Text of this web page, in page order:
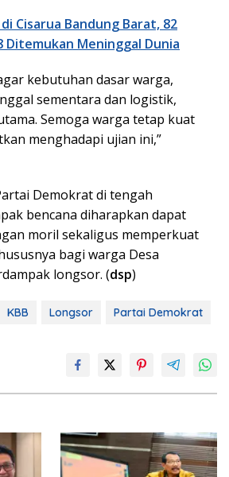
Cisarua Bandung Barat, 82
Ditemukan Meninggal Dunia
kebutuhan dasar warga,
sementara dan logistik,
Semoga warga tetap kuat
menghadapi ujian ini,”
Demokrat di tengah
bencana diharapkan dapat
moril sekaligus memperkuat
bagi warga Desa
longsor. (dsp)
KBB Longsor Partai Demokrat